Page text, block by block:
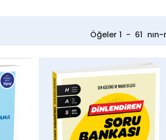
Öğeler 1 - 61
AddToWishlist